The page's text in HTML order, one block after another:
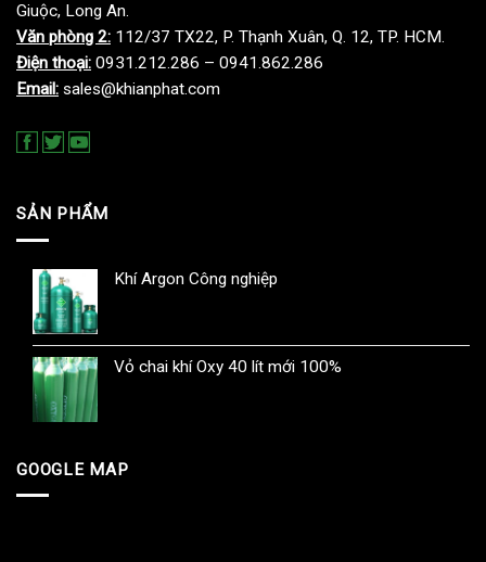
Giuộc, Long An.
Văn phòng 2: 112/37 TX22, P. Thạnh Xuân, Q. 12, TP. HCM.
Điện thoại: 0931.212.286 – 0941.862.286
Email: sales@khianphat.com
SẢN PHẨM
Khí Argon Công nghiệp
Vỏ chai khí Oxy 40 lít mới 100%
GOOGLE MAP